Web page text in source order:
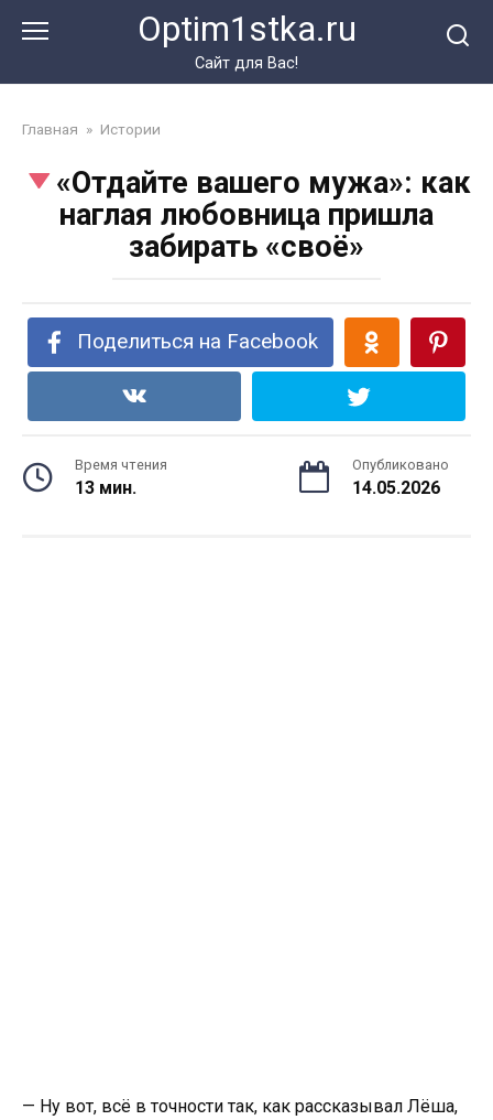
Optim1stka.ru
Сайт для Вас!
Главная » Истории
«Отдайте вашего мужа»: как
наглая любовница пришла
забирать «своё»
Поделиться на Facebook
Время чтения
13 мин.
Опубликовано
14.05.2026
— Ну вот, всё в точности так, как рассказывал Лёша,